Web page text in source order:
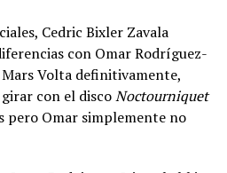
Cedric Bixler Zavala
con Omar Rodríguez-
Volta definitivamente,
con el discoNoctourniquet
pero Omar simplemente no